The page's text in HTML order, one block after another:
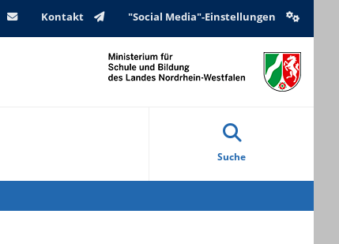
Kontakt "Social Media"-Einstellungen
Suche